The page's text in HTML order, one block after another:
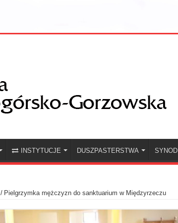
INSTYTUCJE DUSZPASTERSTWA SYNOD
/ Pielgrzymka mężczyzn do sanktuarium w Międzyrzeczu